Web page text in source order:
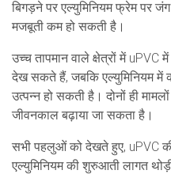
बिगड़ने पर एल्युमिनियम फ्रेम पर
मजबूती कम हो सकती है।
उच्च तापमान वाले क्षेत्रों में uPVC
देख सकते हैं, जबकि एल्युमिनियम में
उत्पन्न हो सकती है। दोनों ही
जीवनकाल बढ़ाया जा सकता है।
सभी पहलुओं को देखते हुए, uPVC
एल्युमिनियम की शुरुआती लागत